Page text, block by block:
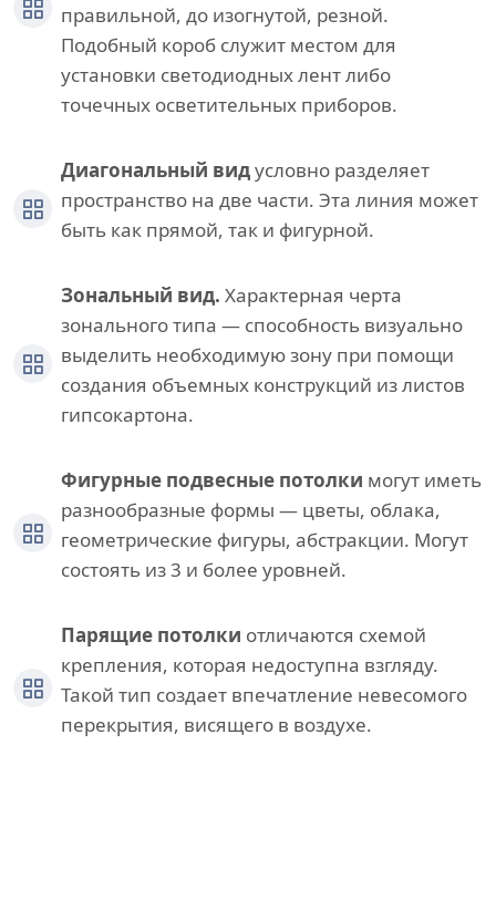
правильной, до изогнутой, резной.
Подобный короб служит местом для
установки светодиодных лент либо
точечных осветительных приборов.
Диагональный видусловно разделяет
пространство на две части. Эта линия может
быть как прямой, так и фигурной.
Зональный вид. Характерная черта
зонального типа — способность визуально
выделить необходимую зону при помощи
создания объемных конструкций из листов
гипсокартона.
Фигурные подвесные потолки могут иметь
разнообразные формы — цветы, облака,
геометрические фигуры, абстракции. Могут
состоять из 3 и более уровней.
Парящие потолки отличаются схемой
крепления, которая недоступна взгляду.
Такой тип создает впечатление невесомого
перекрытия, висящего в воздухе.